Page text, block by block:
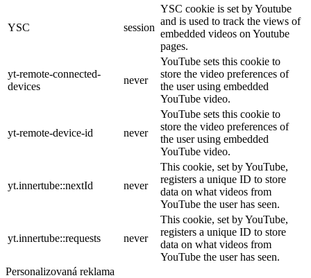
YSC session
YSC cookie is set by Youtube
and is used to track the views of
embedded videos on Youtube
pages.
yt-remote-connected-
devices
never
YouTube sets this cookie to
store the video preferences of
the user using embedded
YouTube video.
yt-remote-device-id never
YouTube sets this cookie to
store the video preferences of
the user using embedded
YouTube video.
yt.innertube::nextId never
This cookie, set by YouTube,
registers a unique ID to store
data on what videos from
YouTube the user has seen.
yt.innertube::requests never
This cookie, set by YouTube,
registers a unique ID to store
data on what videos from
YouTube the user has seen.
Personalizovaná reklama